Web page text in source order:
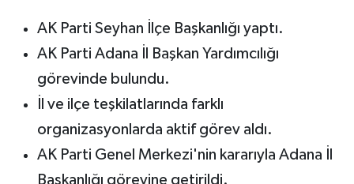
AK Parti Seyhan İlçe Başkanlığı yaptı.
AK Parti Adana İl Başkan Yardımcılığı
görevinde bulundu.
İl ve ilçe teşkilatlarında farklı
organizasyonlarda aktif görev aldı.
AK Parti Genel Merkezi'nin kararıyla Adana İl
Başkanlığı görevine getirildi.